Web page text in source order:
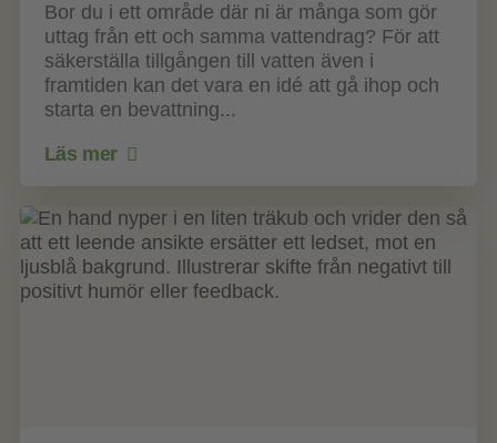
Bor du i ett område där ni är många som gör
uttag från ett och samma vattendrag? För att
säkerställa tillgången till vatten även i
framtiden kan det vara en idé att gå ihop och
starta en bevattning...
Läs mer